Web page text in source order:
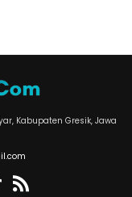
Kabupaten Gresik, Jawa